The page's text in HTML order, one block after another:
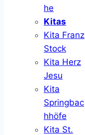
he
Kitas
Kita Franz
Stock
Kita Herz
Jesu
Kita
Springbac
hhöfe
Kita St.